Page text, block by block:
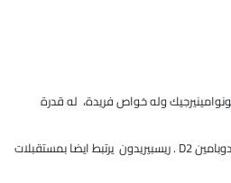
وله خواص فريدة، له قدرة
السيروتونين 5HT2 ومستقبلات الدوبامين D2 . ريسبيريدون يرتبط ايضا بمستقبلات